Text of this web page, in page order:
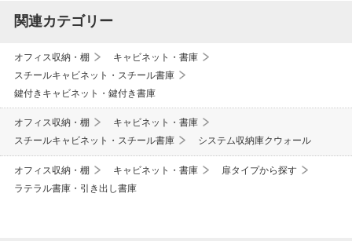
関連カテゴリー
オフィス収納・棚
キャビネット・書庫
スチールキャビネット・スチール書庫
鍵付きキャビネット・鍵付き書庫
オフィス収納・棚
キャビネット・書庫
スチールキャビネット・スチール書庫
システム収納庫クウォール
オフィス収納・棚 キャビネット・書庫
扉タイプから探す
ラテラル書庫・引き出し書庫